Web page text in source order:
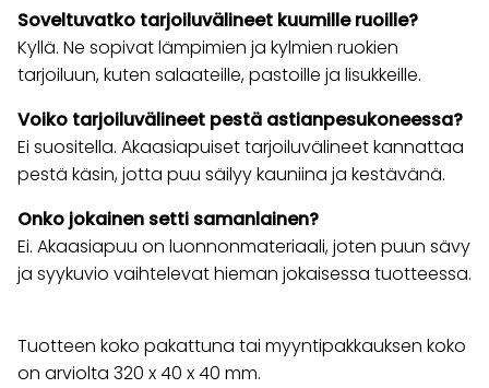
Soveltuvatko tarjoiluvälineet kuumille ruoille?
Kyllä. Ne sopivat lämpimien ja kylmien ruokien
tarjoiluun, kuten salaateille, pastoille ja lisukkeille.
Voiko tarjoiluvälineet pestä astianpesukoneessa?
Ei suositella. Akaasiapuiset tarjoiluvälineet kannattaa
pestä käsin, jotta puu säilyy kauniina ja kestävänä.
Onko jokainen setti samanlainen?
Ei. Akaasiapuu on luonnonmateriaali, joten puun sävy
ja syykuvio vaihtelevat hieman jokaisessa tuotteessa.
Tuotteen koko pakattuna tai myyntipakkauksen koko
on arviolta 320 x 40 x 40 mm.